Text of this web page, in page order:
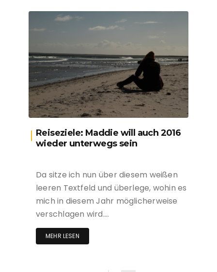
Reiseziele: Maddie will auch 2016
wieder unterwegs sein
Da sitze ich nun über diesem weißen
leeren Textfeld und überlege, wohin es
mich in diesem Jahr möglicherweise
verschlagen wird….
MEHR LESEN